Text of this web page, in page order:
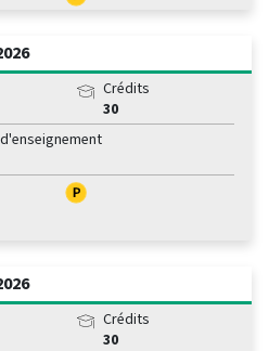
Crédits
30
Crédits
30